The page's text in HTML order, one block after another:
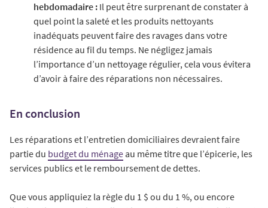
hebdomadaire : Il peut être surprenant de constater à
quel point la saleté et les produits nettoyants
inadéquats peuvent faire des ravages dans votre
résidence au fil du temps. Ne négligez jamais
l’importance d’un nettoyage régulier, cela vous évitera
d’avoir à faire des réparations non nécessaires.
En conclusion
Les réparations et l’entretien domiciliaires devraient faire
partie du budget du ménage au même titre que l’épicerie, les
services publics et le remboursement de dettes.
Que vous appliquiez la règle du 1 $ ou du 1 %, ou encore